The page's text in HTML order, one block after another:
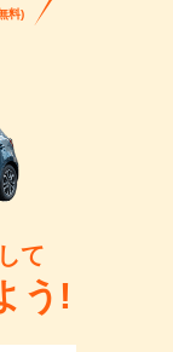
料)
て
う!